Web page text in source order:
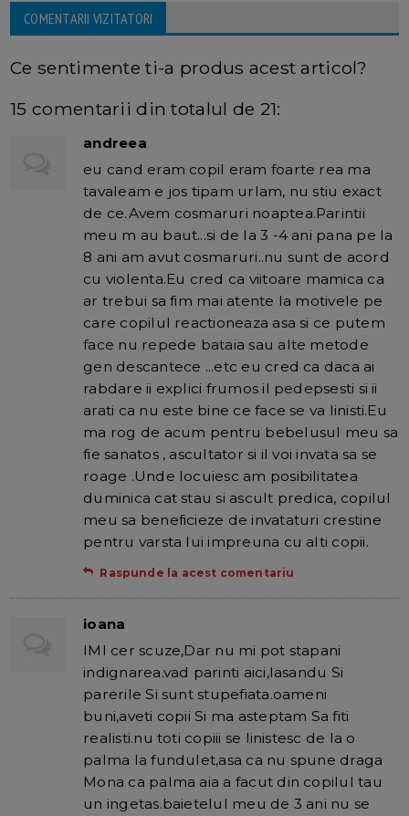
COMENTARII VIZITATORI
Ce sentimente ti-a produs acest articol?
15 comentarii din totalul de 21:
andreea
eu cand eram copil eram foarte rea ma
tavaleam e jos tipam urlam, nu stiu exact
de ce.Avem cosmaruri noaptea.Parintii
meu m au baut...si de la 3 -4 ani pana pe la
8 ani am avut cosmaruri..nu sunt de acord
cu violenta.Eu cred ca viitoare mamica ca
ar trebui sa fim mai atente la motivele pe
care copilul reactioneaza asa si ce putem
face nu repede bataia sau alte metode
gen descantece ...etc eu cred ca daca ai
rabdare ii explici frumos il pedepsesti si ii
arati ca nu este bine ce face se va linisti.Eu
ma rog de acum pentru bebelusul meu sa
fie sanatos , ascultator si il voi invata sa se
roage .Unde locuiesc am posibilitatea
duminica cat stau si ascult predica, copilul
meu sa beneficieze de invataturi crestine
pentru varsta lui impreuna cu alti copii.
Raspunde la acest comentariu
ioana
IMI cer scuze,Dar nu mi pot stapani
indignarea.vad parinti aici,lasandu Si
parerile Si sunt stupefiata.oameni
buni,aveti copii Si ma asteptam Sa fiti
realisti.nu toti copiii se linistesc de la o
palma la fundulet,asa ca nu spune draga
Mona ca palma aia a facut din copilul tau
un ingetas.baietelul meu de 3 ani nu se